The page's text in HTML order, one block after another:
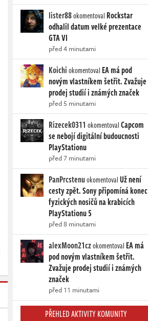
lister88okomentoval Rockstar
odhalil datum velké prezentace
GTA VI
před 4 minutami
Koichiokomentoval EA má pod
novým vlastníkem šetřit. Zvažuje
prodej studií i známých značek
před 5 minutami
Rizecek0311 okomentovalCapcom
se nebojí digitální budoucnosti
PlayStationu
před 7 minutami
PanPrcstenuokomentovalUž není
cesty zpět. Sony připomíná konec
fyzických nosičů na krabicích
PlayStationu 5
před 8 minutami
alexMoon21czokomentoval EA má
pod novým vlastníkem šetřit.
Zvažuje prodej studií i známých
značek
před 11 minutami
PŘEHLED AKTIVITY KOMUNITY